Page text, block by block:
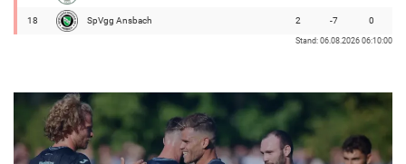
18 SpVgg Ansbach 2 -7 0
Stand: 06.08.2026 06:10:00